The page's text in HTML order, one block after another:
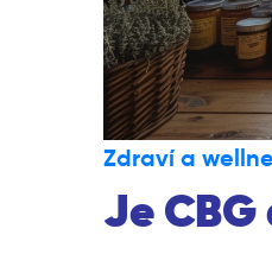
Zdraví a
Je